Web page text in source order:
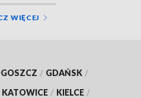
WIĘCEJ
/ GDAŃSK /
KATOWICE / KIELCE /